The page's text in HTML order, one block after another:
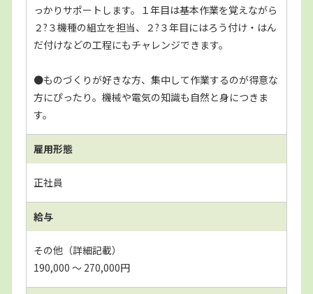
っかりサポートします。１年目は基本作業を覚えながら
２?３機種の組立を担当、２?３年目にはろう付け・はん
だ付けなどの工程にもチャレンジできます。
●ものづくりが好きな方、集中して作業するのが得意な
方にぴったり。機械や電気の知識も自然と身につきま
す。
雇用形態
正社員
給与
その他（詳細記載）
190,000 〜 270,000円